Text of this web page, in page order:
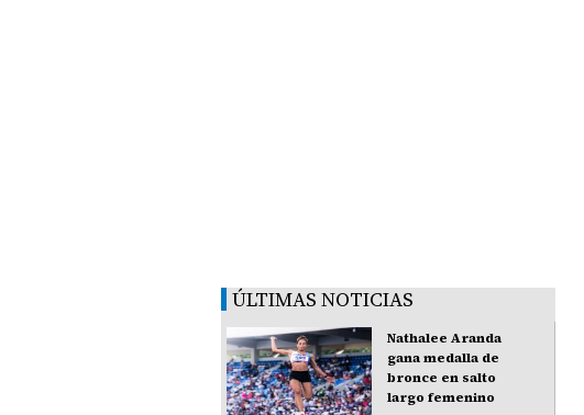
ÚLTIMAS NOTICIAS
Nathalee Aranda
gana medalla de
bronce en salto
largo femenino